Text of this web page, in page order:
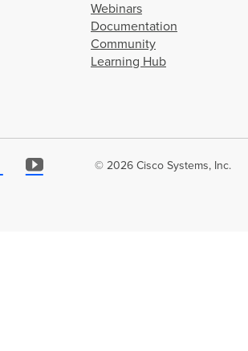
Webinars
Documentation
Community
Learning Hub
© 2026 Cisco Systems, Inc.